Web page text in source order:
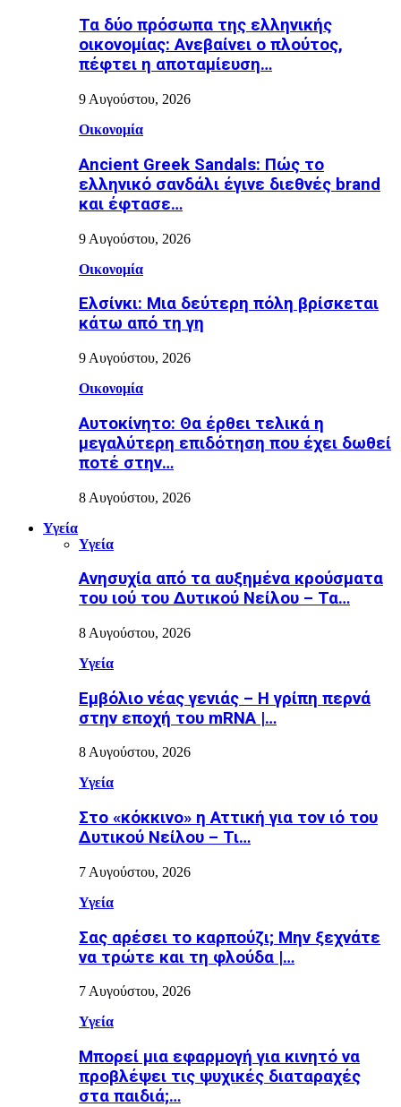
Τα δύο πρόσωπα της ελληνικής
οικονομίας: Aνεβαίνει ο πλούτος,
πέφτει η αποταμίευση…
9 Αυγούστου, 2026
Οικονομία
Ancient Greek Sandals: Πώς το
ελληνικό σανδάλι έγινε διεθνές brand
και έφτασε…
9 Αυγούστου, 2026
Οικονομία
Ελσίνκι: Mια δεύτερη πόλη βρίσκεται
κάτω από τη γη
9 Αυγούστου, 2026
Οικονομία
Αυτοκίνητο: Θα έρθει τελικά η
μεγαλύτερη επιδότηση που έχει δωθεί
ποτέ στην…
8 Αυγούστου, 2026
Υγεία
Υγεία
Ανησυχία από τα αυξημένα κρούσματα
του ιού του Δυτικού Νείλου – Τα…
8 Αυγούστου, 2026
Υγεία
Εµβόλιο νέας γενιάς – Η γρίπη περνά
στην εποχή του mRNA |…
8 Αυγούστου, 2026
Υγεία
Στο «κόκκινο» η Αττική για τον ιό του
Δυτικού Νείλου – Τι…
7 Αυγούστου, 2026
Υγεία
Σας αρέσει το καρπούζι; Μην ξεχνάτε
να τρώτε και τη φλούδα |…
7 Αυγούστου, 2026
Υγεία
Μπορεί μια εφαρμογή για κινητό να
προβλέψει τις ψυχικές διαταραχές
στα παιδιά;…